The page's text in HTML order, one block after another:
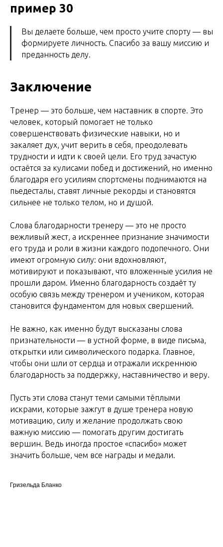
пример 30
Вы делаете больше, чем просто учите спорту — вы
формируете личность. Спасибо за вашу миссию и
преданность делу.
Заключение
Тренер — это больше, чем наставник в спорте. Это
человек, который помогает не только
совершенствовать физические навыки, но и
закаляет дух, учит верить в себя, преодолевать
трудности и идти к своей цели. Его труд зачастую
остаётся за кулисами побед и достижений, но именно
благодаря его усилиям спортсмены поднимаются на
пьедесталы, ставят личные рекорды и становятся
сильнее не только телом, но и душой.
Слова благодарности тренеру — это не просто
вежливый жест, а искреннее признание значимости
его труда и роли в жизни каждого подопечного. Они
имеют огромную силу: они вдохновляют,
мотивируют и показывают, что вложенные усилия не
прошли даром. Именно благодарность создаёт ту
особую связь между тренером и учеником, которая
становится фундаментом для новых свершений.
Не важно, как именно будут высказаны слова
признательности — в устной форме, в виде письма,
открытки или символического подарка. Главное,
чтобы они шли от сердца и отражали искреннюю
благодарность за поддержку, наставничество и веру.
Пусть эти слова станут теми самыми тёплыми
искрами, которые зажгут в душе тренера новую
мотивацию, силу и желание продолжать свою
важную миссию — помогать другим достигать
вершин. Ведь иногда простое «спасибо» может
значить больше, чем все награды и медали.
Гризельда Бланко